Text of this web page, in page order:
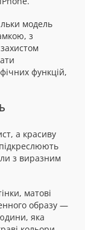
модель
з
функцій,
а красиву
з виразним
матові
образу —
яка